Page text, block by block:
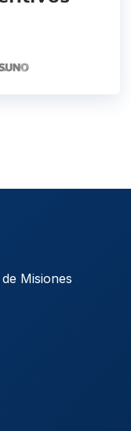
Misiones